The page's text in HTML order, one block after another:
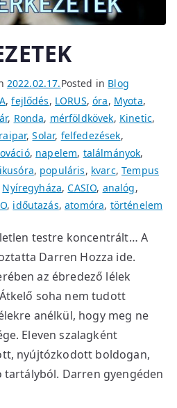
2022.02.17.Posted in Blog
,fejlődés, LORUS,óra, Myota,
, Ronda, mérföldkövek, Kinetic,
,Solar, felfedezések,
, napelem, találmányok,
, populáris, kvarc,Tempus
Nyíregyháza,CASIO, analóg,
, időutazás,atomóra, történelem
testre koncentrált… A
Darren Hozza ide.
az ébredező lélek
soha nem tudott
anélkül, hogy meg ne
Eleven szalagként
nyújtózkodott boldogan,
Darren gyengéden